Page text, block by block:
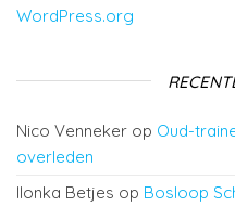
WordPress.org
Nico Venneker op Oud-
overleden
Ilonka Betjes op Bosloop